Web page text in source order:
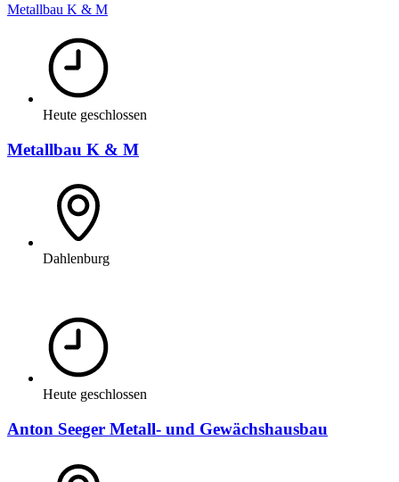
Metallbau K & M
Heute geschlossen
Metallbau K & M
Dahlenburg
Heute geschlossen
Anton Seeger Metall- und Gewächshausbau